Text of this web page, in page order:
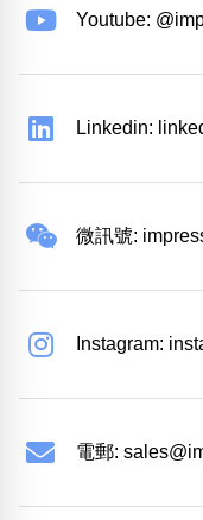
Youtube:
Linkedin:
微訊號:
Instagram:
電郵: